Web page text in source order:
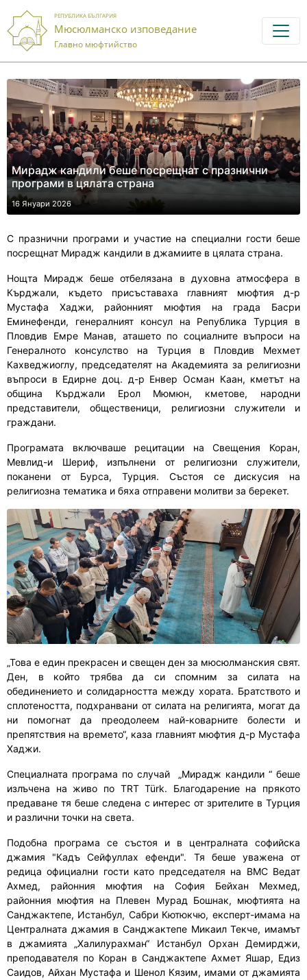
РЕПУБЛИКА БЪЛГАРИЯ
Мюсюлманско изповедание
Главно мюфтийство
Мирадж кандили беше посрещнат с празнични
програми в цялата страна
16 Януари 2026
С празнични програми и участие на специални гости беше
посрещнат Мирадж кандили в джамиите в цялата страна.
Нощта Мирадж беше отбелязана в духовна атмосфера в
Кърджали, където присъставаха главният мюфтия д-р
Мустафа Хаджи, районният мюфтия на града Басри
Еминефенди, генералният консул на Република Турция в
Пловдив Емре Манав, аташето по социалните въпроси на
Генералното консулство на Турция в Пловдив Мехмет
Кахведжиоглу, председателят на Академията за религиозни
въпроси в Едирне доц. д-р Енвер Осман Каан, кметът на
община Кърджали Ерол Мюмюн, кметове, народни
представители, общественици, религиозни служители и
граждани.
Програмата включваше рецитации на Свещения Коран,
Мевлид-и Шериф, изпълнени от религиозни служители,
поканени от Бурса, Турция. Състоя се дискусия на
религиозна тематика и бяха отправени молитви за берекет.
„Това е един прекрасен и свещен ден за мюсюлманския свят.
Ден, в който трябва да си спомним за силата на
обединението и солидарността между хората. Братството и
сплотеността, подхранвани от силата на религията, могат да
ни помогнат да преодолеем най-коварните болести и
препятствия на времето“, каза главният мюфтия д-р Мустафа
Хаджи.
Специалната програма по случай „Мирадж кандили “ беше
излъчена на живо по TRT Türk. Благодарение на прякото
предаване тя беше следена с интерес от зрителите в Турция
и различни точки на света.
Подобна програма се състоя и в централната софийска
джамия "Кадъ Сейфуллах ефенди". Тя беше уважена от
редица официални гости като председателя на ВМС Ведат
Ахмед, районния мюфтия на София Бейхан Мехмед,
районния мюфтия на Плевен Мурад Бошнак, мюфтията на
Санджактепе, Истанбул, Сабри Кютюкчю, експерт-имама на
Централната джамия в Санджактепе Микаил Текче, имамът
в джамията „Халилурахман“ Истанбул Орхан Демирджи,
преподавателя по Коран в Санджактепе Ахмет Яшар, Едиз
Саидов, Айхан Мустафа и Шенол Кязим, имами от джамията